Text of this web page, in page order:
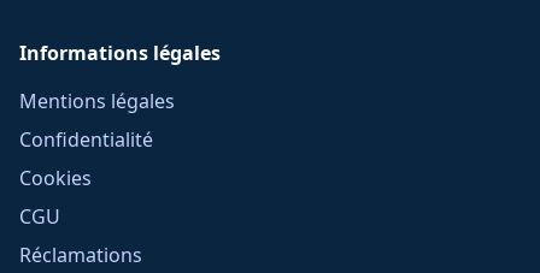
Informations légales
Mentions légales
Confidentialité
Cookies
CGU
Réclamations